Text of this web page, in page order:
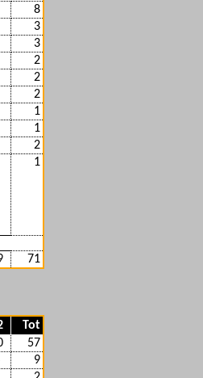
8
3
3
2
2
2
1
1
2
1
71
Tot
57
9